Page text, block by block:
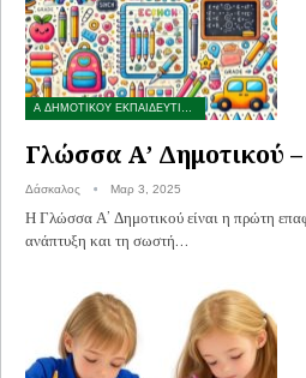
Γλώσσα Α’ Δημοτικού
Δάσκαλος Μαρ 3, 2025
Η Γλώσσα Α’ Δημοτικού είναι η πρώτη
ανάπτυξη και τη σωστή…